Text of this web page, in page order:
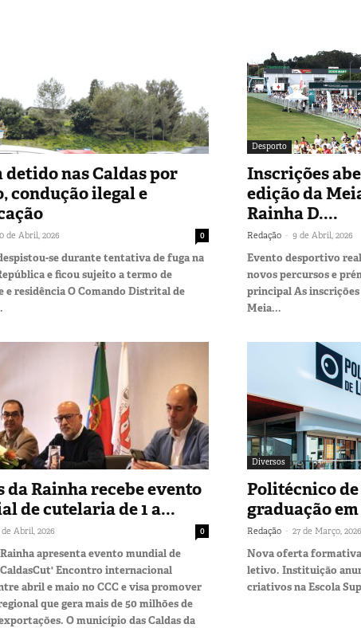
detido nas Caldas por
condução ilegal e
de Abril, 2026 0
se durante tentativa de fuga na
e ficou sujeito a termo de
e residência O Comando Distrital de
Desporto
Inscrições
edição da
Rainha D....
Redação - 9 de Abril, 2026
Evento desportivo
novos percursos e
principal As inscrições
Meia...
da Rainha recebe evento
de cutelaria de 1 a...
de Abril, 2026 0
apresenta evento mundial de
Encontro internacional
abril e maio no CCC e visa promover
que gera mais de 50 milhões de
O município das Caldas da
Diversos
Politécnico
graduação
Redação - 27 de Março, 2026
Nova oferta
letivo. Instituição
criativos na Escola